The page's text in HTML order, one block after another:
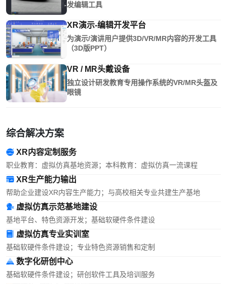
发编辑工具
XR演示-编辑开发平台
为演示/演讲用户提供3D/VR/MR内容的开发工具
（3D版PPT）
VR / MR头戴设备
独立设计研发教育专用操作系统的VR/MR头盔及
眼镜
综合解决方案
XR内容定制服务
职业教育：虚拟仿真基地资源；本科教育：虚拟仿真一流课程
XR生产能力输出
帮助企业建设XR内容生产能力；与高校相关专业共建生产基地
虚拟仿真示范基地建设
基地平台、特色资源开发；基础软硬件条件建设
虚拟仿真专业实训室
基础软硬件条件建设；专业特色资源销售和定制
数字化研创中心
基础软硬件条件建设；研创软件工具及培训服务